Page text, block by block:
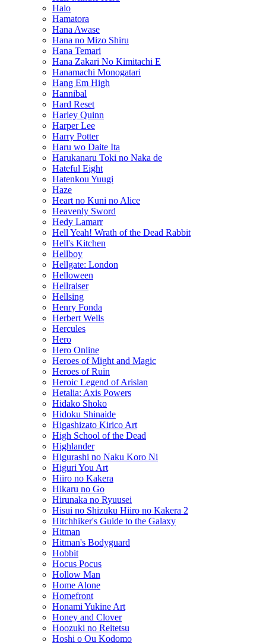
Halo
Hamatora
Hana Awase
Hana no Mizo Shiru
Hana Temari
Hana Zakari No Kimitachi E
Hanamachi Monogatari
Hang Em High
Hannibal
Hard Reset
Harley Quinn
Harper Lee
Harry Potter
Haru wo Daite Ita
Harukanaru Toki no Naka de
Hateful Eight
Hatenkou Yuugi
Haze
Heart no Kuni no Alice
Heavenly Sword
Hedy Lamarr
Hell Yeah! Wrath of the Dead Rabbit
Hell's Kitchen
Hellboy
Hellgate: London
Helloween
Hellraiser
Hellsing
Henry Fonda
Herbert Wells
Hercules
Hero
Hero Online
Heroes of Might and Magic
Heroes of Ruin
Heroic Legend of Arislan
Hetalia: Axis Powers
Hidako Shoko
Hidoku Shinaide
Higashizato Kirico Art
High School of the Dead
Highlander
Higurashi no Naku Koro Ni
Higuri You Art
Hiiro no Kakera
Hikaru no Go
Hirunaka no Ryuusei
Hisui no Shizuku Hiiro no Kakera 2
Hitchhiker's Guide to the Galaxy
Hitman
Hitman's Bodyguard
Hobbit
Hocus Pocus
Hollow Man
Home Alone
Homefront
Honami Yukine Art
Honey and Clover
Hoozuki no Reitetsu
Hoshi o Ou Kodomo